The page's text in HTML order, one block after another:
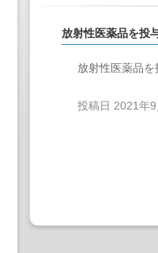
放射性医薬品を投
放射性医薬品
投稿日 2021年